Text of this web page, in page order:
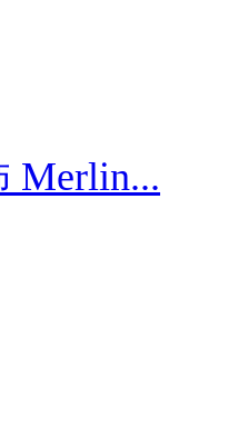
Merlin...